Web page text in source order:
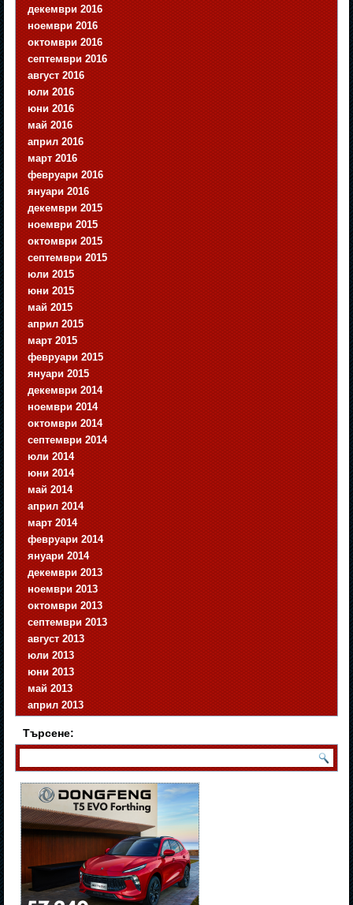
декември 2016
ноември 2016
октомври 2016
септември 2016
август 2016
юли 2016
юни 2016
май 2016
април 2016
март 2016
февруари 2016
януари 2016
декември 2015
ноември 2015
октомври 2015
септември 2015
юли 2015
юни 2015
май 2015
април 2015
март 2015
февруари 2015
януари 2015
декември 2014
ноември 2014
октомври 2014
септември 2014
юли 2014
юни 2014
май 2014
април 2014
март 2014
февруари 2014
януари 2014
декември 2013
ноември 2013
октомври 2013
септември 2013
август 2013
юли 2013
юни 2013
май 2013
април 2013
Търсене: